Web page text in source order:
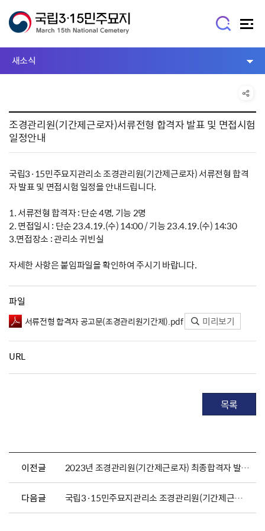
새소식
조경관리원(기간제근로자)서류전형 합격자 발표 및 면접시험
일정안내
국립3·15민주묘지관리소 조경관리원(기간제근로자) 서류전형 합격
자 발표 및 면접시험 일정을 안내드립니다.
1. 서류전형 합격자 : 단순 4명, 기능 2명
2. 면접일시 : 단순 23.4.19.(수) 14:00 / 기능 23.4.19.(수) 14:30
3.면접장소 : 관리소 귀빈실
자세한 사항은 붙임파일을 확인하여 주시기 바랍니다.
파일
서류전형 합격자 공고문(조경관리원기간제).pdf 미리보기
URL
목록
이전글 2023년 조경관리원(기간제근로자) 최종합격자 발표 및 채용서류 제출공고
다음글 국립3·15민주묘지관리소 조경관리원(기간제근로자)채용 공고